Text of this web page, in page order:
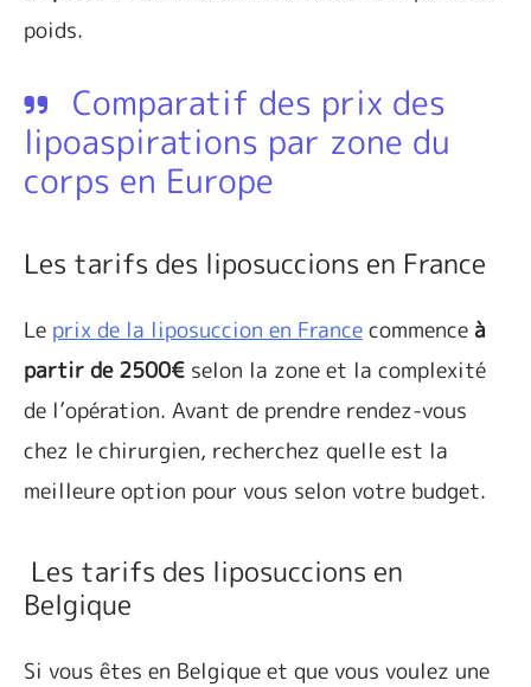
poids.
Comparatif des prix des
lipoaspirations par zone du
corps en Europe
Les tarifs des liposuccions en France
Le prix de la liposuccion en France commence à
partir de 2500€ selon la zone et la complexité
de l’opération. Avant de prendre rendez-vous
chez le chirurgien, recherchez quelle est la
meilleure option pour vous selon votre budget.
Les tarifs des liposuccions en
Belgique
Si vous êtes en Belgique et que vous voulez une